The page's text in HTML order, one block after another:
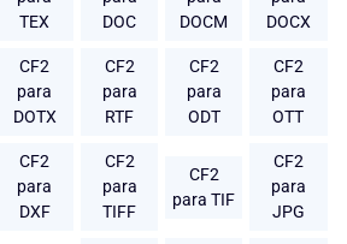
TEX
DOC
DOCM
DOCX
CF2
para
DOTX
CF2
para
RTF
CF2
para
ODT
CF2
para
OTT
CF2
para
DXF
CF2
para
TIFF
CF2
para TIF
CF2
para
JPG